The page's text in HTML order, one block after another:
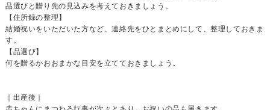
品選びと贈り先の見込みを考えておきましょう。
【住所録の整理】
結婚祝いをいただいた方など、連絡先をひとまとめにして、整理しておきま
す。
【品選び】
何を贈るかおおまかな目安を立てておきましょう。
｜出産後｜